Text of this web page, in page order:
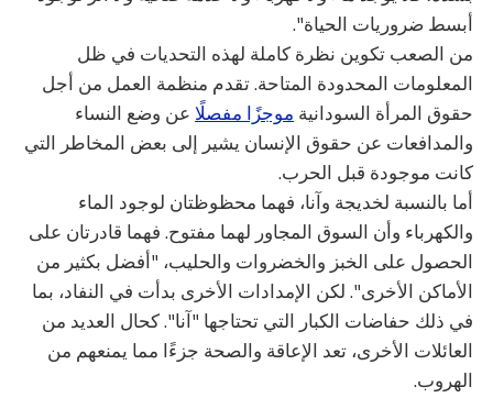
أبسط ضروريات الحياة".
من الصعب تكوين نظرة كاملة لهذه التحديات في ظل
المعلومات المحدودة المتاحة. تقدم منظمة العمل من أجل
حقوق المرأة السودانية موجزًا مفصلًاعن وضع النساء
والمدافعات عن حقوق الإنسان يشير إلى بعض المخاطر التي
كانت موجودة قبل الحرب.
أما بالنسبة لخديجة وآنا، فهما محظوظتان لوجود الماء
والكهرباء وأن السوق المجاور لهما مفتوح. فهما قادرتان على
الحصول على الخبز والخضروات والحليب، "أفضل بكثير من
الأماكن الأخرى". لكن الإمدادات الأخرى بدأت في النفاد، بما
في ذلك حفاضات الكبار التي تحتاجها "آنا". كحال العديد من
العائلات الأخرى، تعد الإعاقة والصحة جزءًا مما يمنعهم من
الهروب.